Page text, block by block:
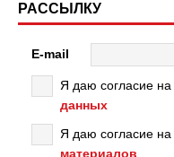
РАССЫЛКУ
E-mail
Я даю согласие на
данных
Я даю согласие на
материалов